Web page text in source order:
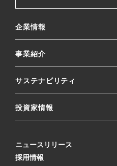
企業情報
事業紹介
サステナビリティ
投資家情報
ニュースリリース
採用情報